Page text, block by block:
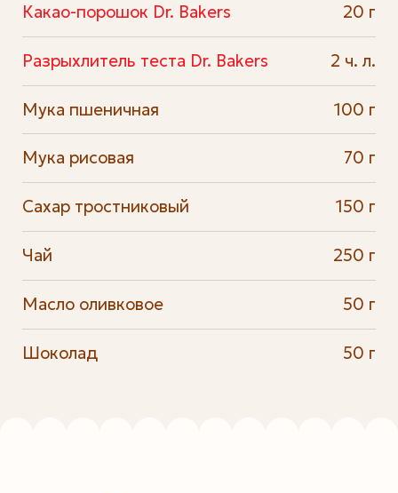
Какао-порошок Dr. Bakers 20 г
Разрыхлитель теста Dr. Bakers 2 ч. л.
Мука пшеничная 100 г
Мука рисовая 70 г
Сахар тростниковый 150 г
Чай 250 г
Масло оливковое 50 г
Шоколад 50 г